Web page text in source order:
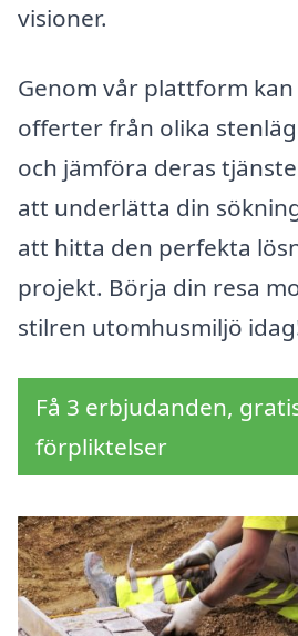
visioner.
Genom vår plattform
offerter från olika
och jämföra deras
att underlätta din
att hitta den perfekta
projekt. Börja din resa
stilren utomhusmiljö
Få 3 erbjudanden,
förpliktelser